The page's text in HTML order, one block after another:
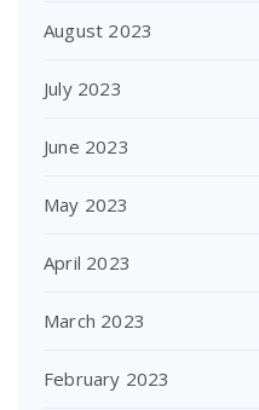
August 2023
July 2023
June 2023
May 2023
April 2023
March 2023
February 2023